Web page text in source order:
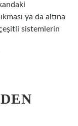
ya da altına
sistemlerin